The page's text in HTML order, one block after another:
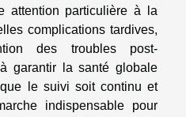
attention particulière à la
complications tardives,
des troubles post-
garantir la santé globale
le suivi soit continu et
indispensable pour